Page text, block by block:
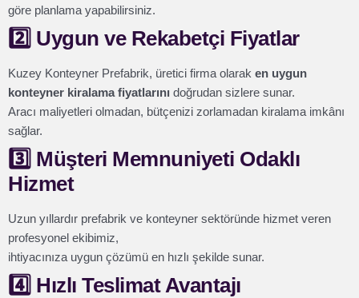
göre planlama yapabilirsiniz.
2️⃣ Uygun ve Rekabetçi Fiyatlar
Kuzey Konteyner Prefabrik, üretici firma olarak en uygun
konteyner kiralama fiyatlarını doğrudan sizlere sunar.
Aracı maliyetleri olmadan, bütçenizi zorlamadan kiralama imkânı
sağlar.
3️⃣ Müşteri Memnuniyeti Odaklı
Hizmet
Uzun yıllardır prefabrik ve konteyner sektöründe hizmet veren
profesyonel ekibimiz,
ihtiyacınıza uygun çözümü en hızlı şekilde sunar.
4️⃣ Hızlı Teslimat Avantajı